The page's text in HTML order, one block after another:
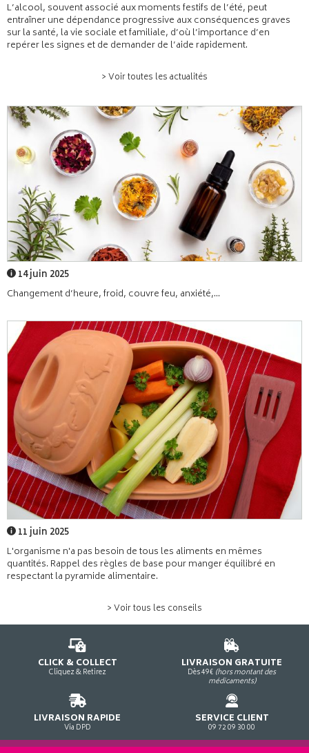
L’alcool, souvent associé aux moments festifs de l’été, peut
entraîner une dépendance progressive aux conséquences graves
sur la santé, la vie sociale et familiale, d’où l’importance d’en
repérer les signes et de demander de l’aide rapidement.
> Voir toutes les actualités
14 juin 2025
Changement d’heure, froid, couvre feu, anxiété,...
11 juin 2025
L'organisme n'a pas besoin de tous les aliments en mêmes
quantités. Rappel des règles de base pour manger équilibré en
respectant la pyramide alimentaire.
> Voir tous les conseils
CLICK & COLLECT
Cliquez & Retirez
LIVRAISON GRATUITE
Dès 49€ (hors montant des
médicaments)
LIVRAISON RAPIDE
Via DPD
SERVICE CLIENT
09 72 09 30 00